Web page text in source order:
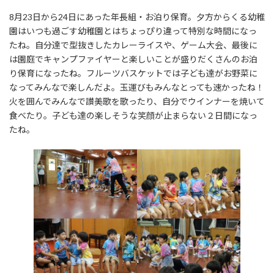
8月23日から24日にあった年長組・お泊り保育。夕方からくる幼稚
園はいつも過ごす幼稚園とはちょっぴり違って特別な時間になっ
たね。自分達で型抜きしたカレーライスや、ゲーム大会、最後に
は園庭でキャンプファイヤーと楽しいことが盛りだくさんのお泊
り保育になったね。フルーツバスケットでは子ども達がお野菜に
なってみんなで楽しんだよ。玉運びもみんなとっても速かったね！
火を囲んでみんなで讃美歌を歌ったり、自分でウインナーを焼いて
食べたり。子ども達の楽しそうな笑顔が止まらない２日間になっ
たね。